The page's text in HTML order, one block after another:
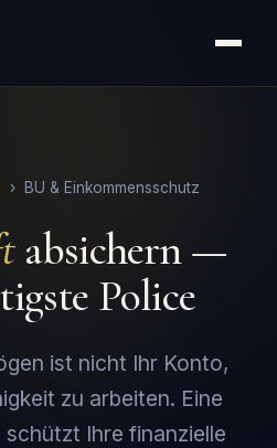
› BU & Einkommensschutz
absichern —
Police
ist nicht Ihr Konto,
zu arbeiten. Eine
Ihre finanzielle